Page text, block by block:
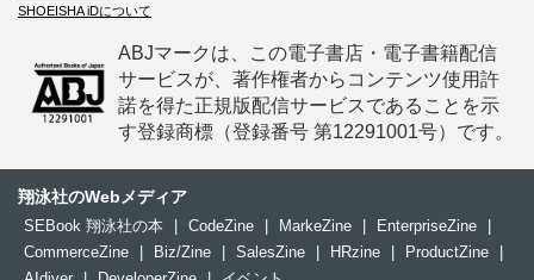
SHOEISHA iDについて
ABJマークは、この電子書店・電子書籍配信
サービスが、著作権者からコンテンツ使用許
諾を得た正規版配信サービスであることを示
す登録商標（登録番号 第12291001号）です。
翔泳社のWebメディア
SEBook 翔泳社の本 CodeZine MarkeZine EnterpriseZine
CommerceZine
Biz/Zine SalesZine HRzine ProductZine